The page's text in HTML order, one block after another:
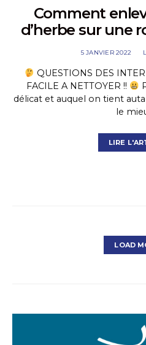
Comment
d’herbe sur une
5 JANVIER 2022
QUESTIONS DES
FACILE A NETTOYER !!
délicat et auquel on tient
le
LIRE
LOAD